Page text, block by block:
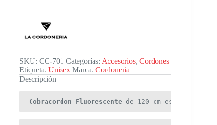
SKU: CC-701 Categorías: Accesorios, Cordones
Etiqueta: Unisex Marca: Cordoneria
Descripción
Cobracordon Fluorescente de 120 cm es un